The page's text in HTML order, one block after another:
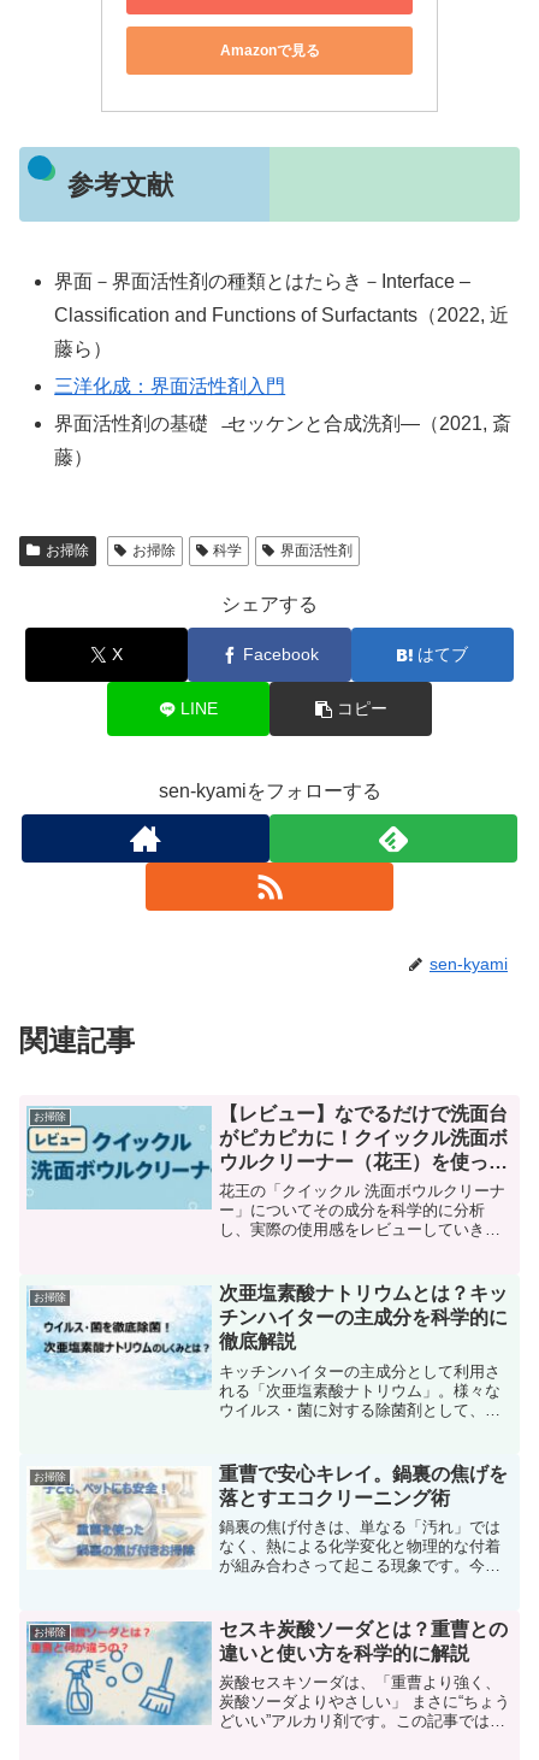
Amazonで見る
参考文献
界面－界面活性剤の種類とはたらき－Interface –
Classification and Functions of Surfactants（2022, 近
藤ら）
三洋化成：界面活性剤入門
界面活性剤の基礎 ̶セッケンと合成洗剤―（2021, 斎
藤）
お掃除 お掃除 科学 界面活性剤
シェアする
X Facebook はてブ
LINE コピー
sen-kyamiをフォローする
sen-kyami
関連記事
お掃除
【レビュー】なでるだけで洗面台
がピカピカに！クイックル洗面ボ
ウルクリーナー（花王）を使って
みた
花王の「クイックル 洗面ボウルクリーナ
ー」についてその成分を科学的に分析
し、実際の使用感をレビューしていきま
話題の新発想クリーナーです。
お掃除
次亜塩素酸ナトリウムとは？キッ
チンハイターの主成分を科学的に
徹底解説
キッチンハイターの主成分として利用さ
れる「次亜塩素酸ナトリウム」。様々な
ウイルス・菌に対する除菌剤として、重
ルス・細菌への作用メカニズム、使える
場面と注意点、そして家庭で安全に扱う
ための使用方法など、科学的な視点から
体系的に解説します。
お掃除
重曹で安心キレイ。鍋裏の焦げを
落とすエコクリーニング術
鍋裏の焦げ付きは、単なる「汚れ」では
なく、熱による化学変化と物理的な付着
が組み合わさって起こる現象です。今回
な子供やペットがいる家庭でも安全なナ
チュラル・エコな方法で、鍋の焦げ付き
を落とす方法を解説しました。
お掃除
セスキ炭酸ソーダとは？重曹との
違いと使い方を科学的に解説
炭酸セスキソーダは、「重曹より強く、
炭酸ソーダよりやさしい」 まさに“ちょう
どいい”アルカリ剤です。この記事では炭